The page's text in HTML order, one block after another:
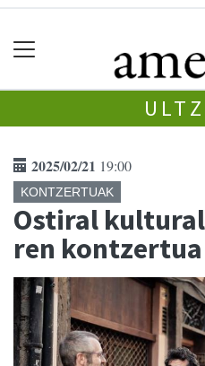
2025/02/21 19:00
KONTZERTUAK
Ostiral
ren kontzertua